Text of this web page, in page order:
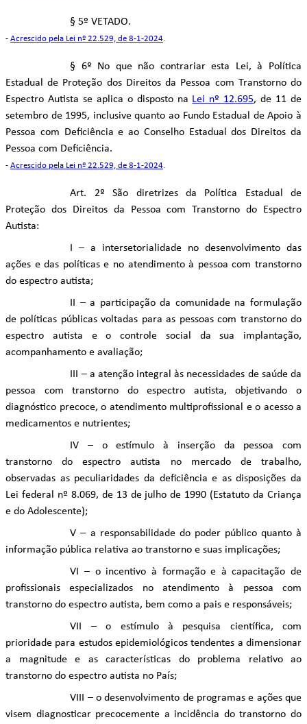
§ 5º VETADO.
- Acrescido pela Lei nº 22.529, de 8-1-2024.
§ 6º No que não contrariar esta Lei, à Política
Estadual de Proteção dos Direitos da Pessoa com Transtorno do
Espectro Autista se aplica o disposto na Lei nº 12.695, de 11 de
setembro de 1995, inclusive quanto ao Fundo Estadual de Apoio à
Pessoa com Deficiência e ao Conselho Estadual dos Direitos da
Pessoa com Deficiência.
- Acrescido pela Lei nº 22.529, de 8-1-2024.
Art. 2º São diretrizes da Política Estadual de
Proteção dos Direitos da Pessoa com Transtorno do Espectro
Autista:
I – a intersetorialidade no desenvolvimento das
ações e das políticas e no atendimento à pessoa com transtorno
do espectro autista;
II – a participação da comunidade na formulação
de políticas públicas voltadas para as pessoas com transtorno do
espectro autista e o controle social da sua implantação,
acompanhamento e avaliação;
III – a atenção integral às necessidades de saúde da
pessoa com transtorno do espectro autista, objetivando o
diagnóstico precoce, o atendimento multiprofissional e o acesso a
medicamentos e nutrientes;
IV – o estímulo à inserção da pessoa com
transtorno do espectro autista no mercado de trabalho,
observadas as peculiaridades da deficiência e as disposições da
Lei federal nº 8.069, de 13 de julho de 1990 (Estatuto da Criança
e do Adolescente);
V – a responsabilidade do poder público quanto à
informação pública relativa ao transtorno e suas implicações;
VI – o incentivo à formação e à capacitação de
profissionais especializados no atendimento à pessoa com
transtorno do espectro autista, bem como a pais e responsáveis;
VII – o estímulo à pesquisa científica, com
prioridade para estudos epidemiológicos tendentes a dimensionar
a magnitude e as características do problema relativo ao
transtorno do espectro autista no País;
VIII – o desenvolvimento de programas e ações que
visem diagnosticar precocemente a incidência do transtorno do